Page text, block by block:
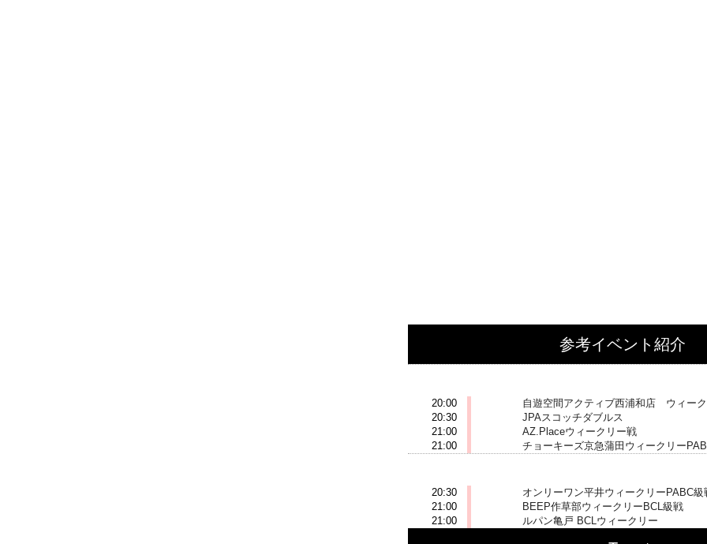
参考イベント紹介
20:00
自遊空間アクティブ西浦和店 ウィー
20:30
JPAスコッチダブルス
21:00
AZ.Placeウィークリー戦
21:00
チョーキーズ京急蒲田ウィークリー
20:30
オンリーワン平井ウィークリーPABC級
21:00
BEEP作草部ウィークリーBCL級戦
21:00
ルパン亀戸 BCLウィークリー